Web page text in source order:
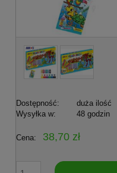
Dostępność:
duża ilość
Wysyłka w:
48 godzin
Cena: 38,70 zł